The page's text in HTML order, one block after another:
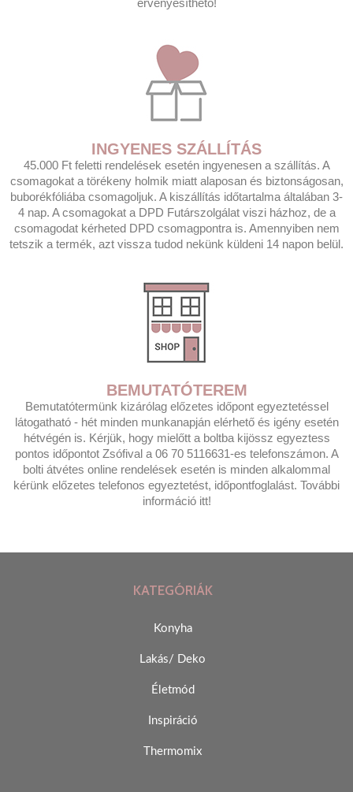
INGYENES SZÁLLÍTÁS
45.000 Ft feletti rendelések esetén ingyenesen a szállítás. A
csomagokat a törékeny holmik miatt alaposan és biztonságosan,
buborékfóliába csomagoljuk. A kiszállítás időtartalma általában 3-
4 nap. A csomagokat a DPD Futárszolgálat viszi házhoz, de a
csomagodat kérheted DPD csomagpontra is. Amennyiben nem
tetszik a termék, azt vissza tudod nekünk küldeni 14 napon belül.
BEMUTATÓTEREM
Bemutatótermünk kizárólag előzetes időpont egyeztetéssel
látogatható - hét minden munkanapján elérhető és igény esetén
hétvégén is. Kérjük, hogy mielőtt a boltba kijössz egyeztess
pontos időpontot Zsófival a 06 70 5116631-es telefonszámon. A
bolti átvétes online rendelések esetén is minden alkalommal
kérünk előzetes telefonos egyeztetést, időpontfoglalást. További
információ itt!
KATEGÓRIÁK
Konyha
Lakás/ Deko
Életmód
Inspiráció
Thermomix